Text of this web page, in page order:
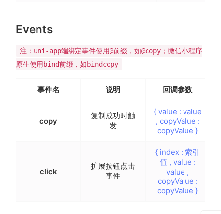
Events
注：uni-app端绑定事件使用@前缀，如@copy；微信小程序
原生使用bind前缀，如bindcopy
事件名 说明 回调参数
copy
复制成功时触
发
{ value : value
, copyValue :
copyValue }
click
扩展按钮点击
事件
{ index : 索引
值 , value :
value ,
copyValue :
copyValue }